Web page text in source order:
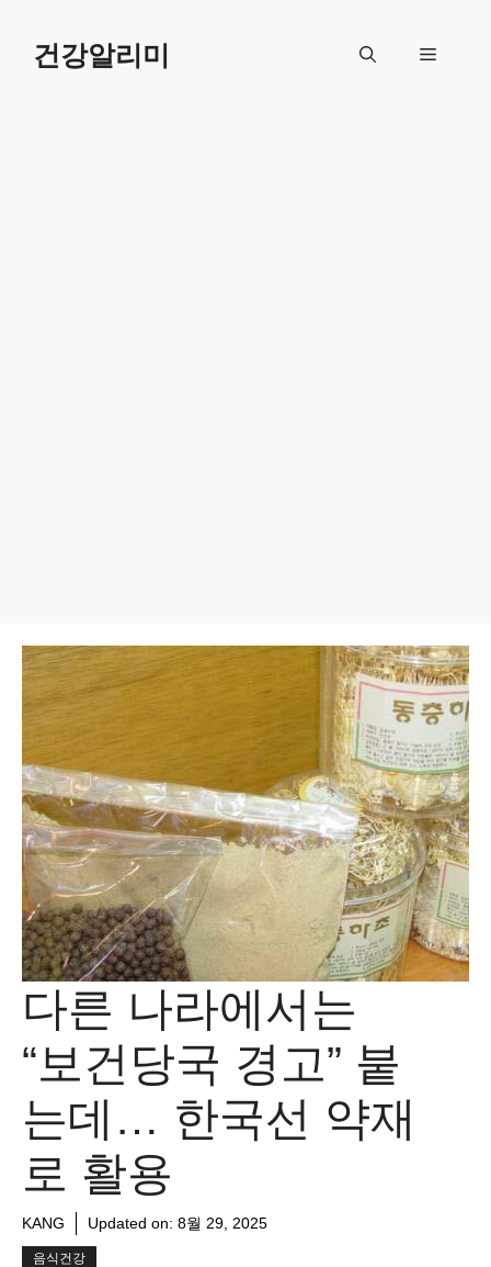
건강알리미 메
다른 나라에서는
“보건당국 경고” 붙
는데… 한국선 약재
로 활용
KANG Updated on: 8월 29, 2025
음식건강